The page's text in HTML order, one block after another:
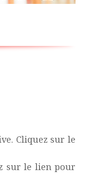
Cliquez sur le
sur le lien pour